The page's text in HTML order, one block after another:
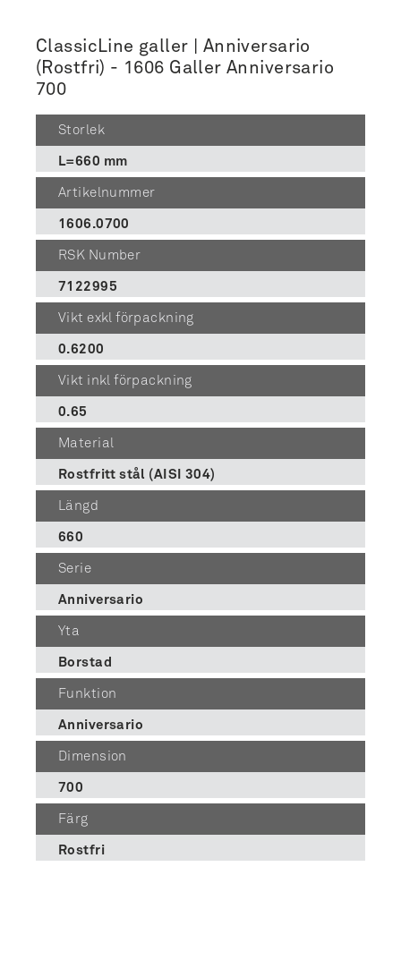
ClassicLine galler | Anniversario
(Rostfri) - 1606 Galler Anniversario
700
Storlek
L=660 mm
Artikelnummer
1606.0700
RSK Number
7122995
Vikt exkl förpackning
0.6200
Vikt inkl förpackning
0.65
Material
Rostfritt stål (AISI 304)
Längd
660
Serie
Anniversario
Yta
Borstad
Funktion
Anniversario
Dimension
700
Färg
Rostfri